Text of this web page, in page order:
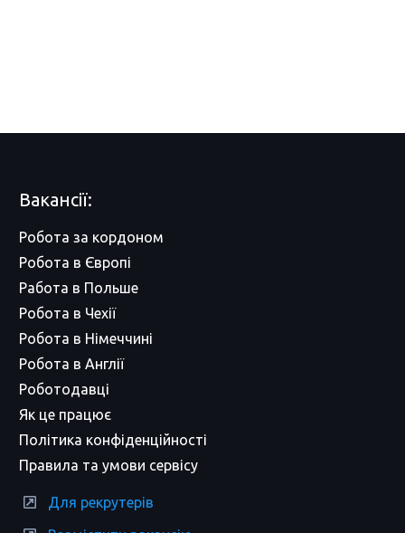
Вакансії:
Робота за кордоном
Робота в Європі
Работа в Польше
Робота в Чехії
Робота в Німеччині
Робота в Англії
Роботодавці
Як це працює
Політика конфіденційності
Правила та умови сервісу
Для рекрутерів